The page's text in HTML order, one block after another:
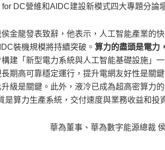
DC營維和AIDC建設新模式四大專題分論
金龍發表致辭，他表示，人工智能產業的
裝機規模將持續突破。 算力的盡頭是電力
建「新型電力系統與人工智能基礎設施」
期高可靠穩定運行，提升電網友好性是關
級是關鍵。此外，液冷已成為超高密算力
是算力生產系統，交付速度與業務收益和投
華為董事、華為數字能源總裁